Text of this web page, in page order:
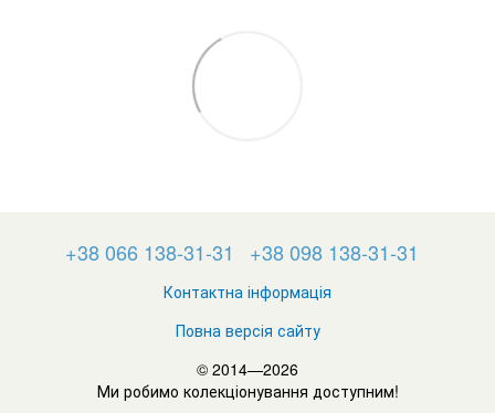
+38 066 138-31-31 +38 098 138-31-31
Контактна інформація
Повна версія сайту
© 2014—2026
Ми робимо колекціонування доступним!